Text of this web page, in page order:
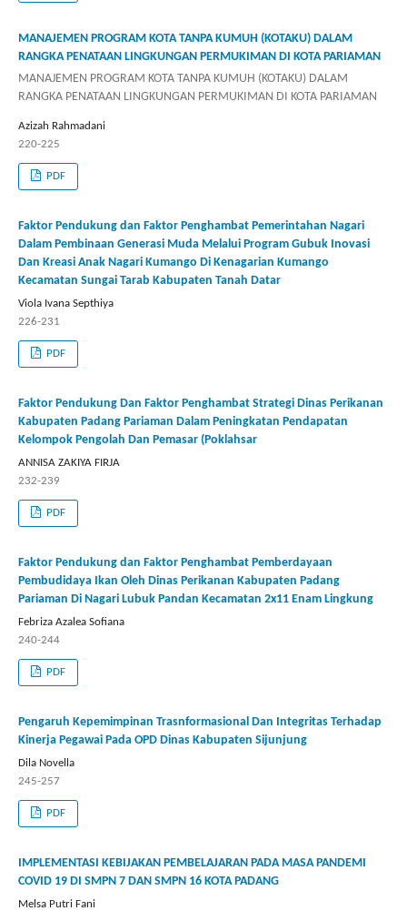
MANAJEMEN PROGRAM KOTA TANPA KUMUH (KOTAKU) DALAM
RANGKA PENATAAN LINGKUNGAN PERMUKIMAN DI KOTA PARIAMAN
MANAJEMEN PROGRAM KOTA TANPA KUMUH (KOTAKU) DALAM
RANGKA PENATAAN LINGKUNGAN PERMUKIMAN DI KOTA PARIAMAN
Azizah Rahmadani
220-225
PDF
Faktor Pendukung dan Faktor Penghambat Pemerintahan Nagari
Dalam Pembinaan Generasi Muda Melalui Program Gubuk Inovasi
Dan Kreasi Anak Nagari Kumango Di Kenagarian Kumango
Kecamatan Sungai Tarab Kabupaten Tanah Datar
Viola Ivana Septhiya
226-231
PDF
Faktor Pendukung Dan Faktor Penghambat Strategi Dinas Perikanan
Kabupaten Padang Pariaman Dalam Peningkatan Pendapatan
Kelompok Pengolah Dan Pemasar (Poklahsar
ANNISA ZAKIYA FIRJA
232-239
PDF
Faktor Pendukung dan Faktor Penghambat Pemberdayaan
Pembudidaya Ikan Oleh Dinas Perikanan Kabupaten Padang
Pariaman Di Nagari Lubuk Pandan Kecamatan 2x11 Enam Lingkung
Febriza Azalea Sofiana
240-244
PDF
Pengaruh Kepemimpinan Trasnformasional Dan Integritas Terhadap
Kinerja Pegawai Pada OPD Dinas Kabupaten Sijunjung
Dila Novella
245-257
PDF
IMPLEMENTASI KEBIJAKAN PEMBELAJARAN PADA MASA PANDEMI
COVID 19 DI SMPN 7 DAN SMPN 16 KOTA PADANG
Melsa Putri Fani